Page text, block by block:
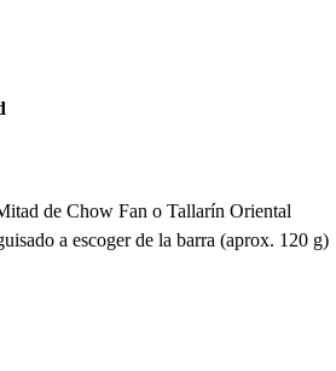
de Chow Fan o Tallarín Oriental
a escoger de la barra (aprox. 120 g)